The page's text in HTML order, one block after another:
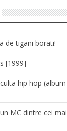
de tigani borati!
[1999]
hip hop (album
MC dintre cei mai